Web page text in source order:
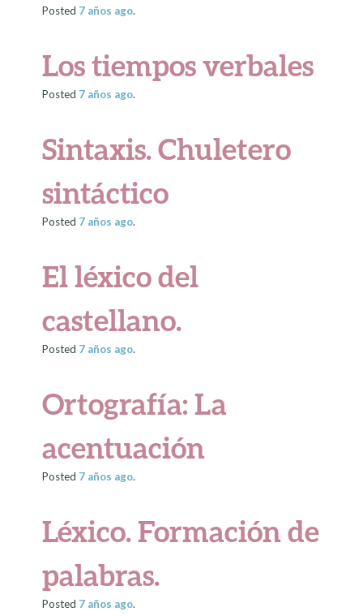
Posted 7 años ago.
Los tiempos verbales
Posted 7 años ago.
Sintaxis. Chuletero
sintáctico
Posted 7 años ago.
El léxico del
castellano.
Posted 7 años ago.
Ortografía: La
acentuación
Posted 7 años ago.
Léxico. Formación de
palabras.
Posted 7 años ago.